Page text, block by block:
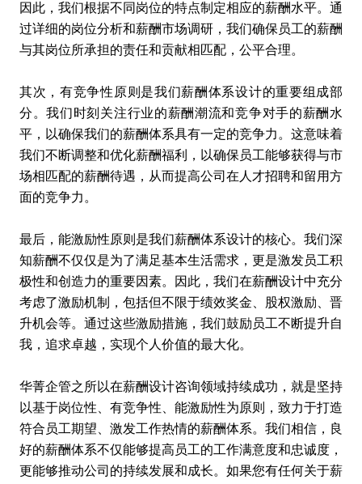
因此，我们根据不同岗位的特点制定相应的薪酬水平。通
过详细的岗位分析和薪酬市场调研，我们确保员工的薪酬
与其岗位所承担的责任和贡献相匹配，公平合理。
其次，有竞争性原则是我们薪酬体系设计的重要组成部
分。我们时刻关注行业的薪酬潮流和竞争对手的薪酬水
平，以确保我们的薪酬体系具有一定的竞争力。这意味着
我们不断调整和优化薪酬福利，以确保员工能够获得与市
场相匹配的薪酬待遇，从而提高公司在人才招聘和留用方
面的竞争力。
最后，能激励性原则是我们薪酬体系设计的核心。我们深
知薪酬不仅仅是为了满足基本生活需求，更是激发员工积
极性和创造力的重要因素。因此，我们在薪酬设计中充分
考虑了激励机制，包括但不限于绩效奖金、股权激励、晋
升机会等。通过这些激励措施，我们鼓励员工不断提升自
我，追求卓越，实现个人价值的最大化。
华菁企管之所以在薪酬设计咨询领域持续成功，就是坚持
以基于岗位性、有竞争性、能激励性为原则，致力于打造
符合员工期望、激发工作热情的薪酬体系。我们相信，良
好的薪酬体系不仅能够提高员工的工作满意度和忠诚度，
更能够推动公司的持续发展和成长。如果您有任何关于薪